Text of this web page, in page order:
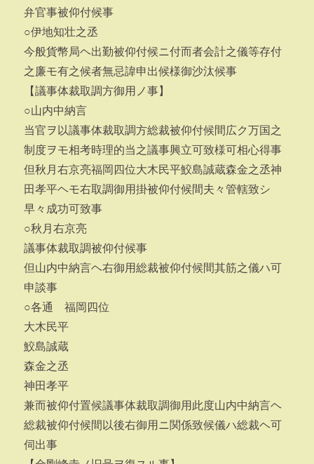
弁官事被仰付候事
○伊地知壮之丞
今般貨幣局ヘ出勤被仰付候ニ付而者会計之儀等存付
之廉モ有之候者無忌諱申出候様御沙汰候事
【議事体裁取調方御用ノ事】
○山内中納言
当官ヲ以議事体裁取調方総裁被仰付候間広ク万国之
制度ヲモ相考時理的当之議事興立可致様可相心得事
但秋月右京亮福岡四位大木民平鮫島誠蔵森金之丞神
田孝平ヘモ右取調御用掛被仰付候間夫々管轄致シ
早々成功可致事
○秋月右京亮
議事体裁取調被仰付候事
但山内中納言ヘ右御用総裁被仰付候間其筋之儀ハ可
申談事
○各通 福岡四位
大木民平
鮫島誠蔵
森金之丞
神田孝平
兼而被仰付置候議事体裁取調御用此度山内中納言ヘ
総裁被仰付候間以後右御用ニ関係致候儀ハ総裁ヘ可
伺出事